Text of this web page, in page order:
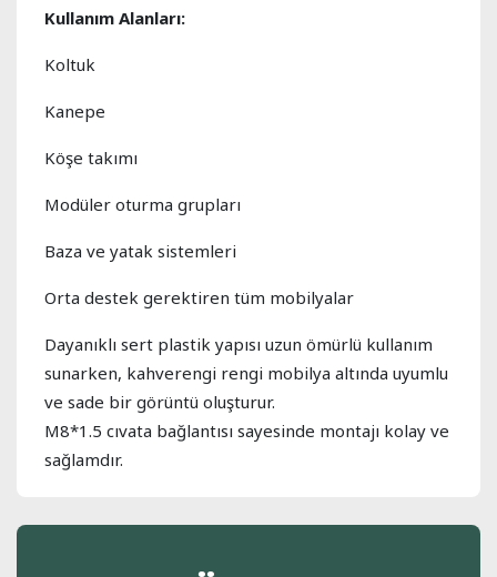
Kullanım Alanları:
Koltuk
Kanepe
Köşe takımı
Modüler oturma grupları
Baza ve yatak sistemleri
Orta destek gerektiren tüm mobilyalar
Dayanıklı sert plastik yapısı uzun ömürlü kullanım
sunarken, kahverengi rengi mobilya altında uyumlu
ve sade bir görüntü oluşturur.
M8*1.5 cıvata bağlantısı sayesinde montajı kolay ve
sağlamdır.